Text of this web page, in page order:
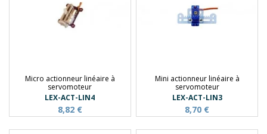
Micro actionneur linéaire à
servomoteur
LEX-ACT-LIN4
8,82 €
Mini actionneur linéaire à
servomoteur
LEX-ACT-LIN3
8,70 €